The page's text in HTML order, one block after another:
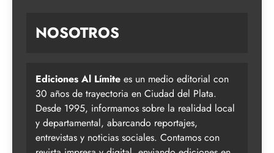
NOSOTROS
Ediciones Al Límite es un medio editorial con
30 años de trayectoria en Ciudad del Plata.
Desde 1995, informamos sobre la realidad local
y departamental, abarcando reportajes,
entrevistas y noticias sociales. Contamos con